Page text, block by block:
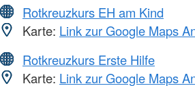
Rotkreuzkurs EH am Kind
Karte: Link zur Google Maps
Rotkreuzkurs Erste Hilfe
Karte: Link zur Google Maps